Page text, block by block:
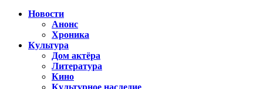
Новости
Анонс
Хроника
Культура
Дом актёра
Литература
Кино